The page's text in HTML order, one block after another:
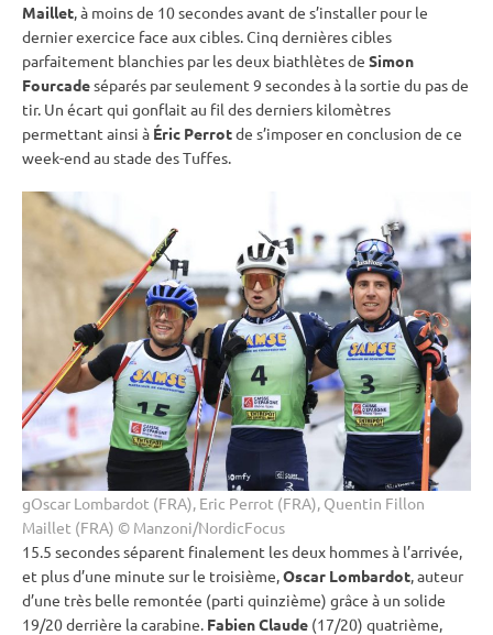
Maillet, à moins de 10 secondes avant de s’installer pour le
dernier exercice face aux cibles. Cinq dernières cibles
parfaitement blanchies par les deux biathlètes de Simon
Fourcadeséparés par seulement 9 secondes à la sortie du pas de
tir. Un écart qui gonflait au fil des derniers kilomètres
permettant ainsi à Éric Perrotde s’imposer en conclusion de ce
week-end au stade des Tuffes.
gOscar Lombardot (FRA), Eric Perrot (FRA), Quentin Fillon
Maillet (FRA) © Manzoni/NordicFocus
15.5 secondes séparent finalement les deux hommes à l’arrivée,
et plus d’une minute sur le troisième,Oscar Lombardot, auteur
d’une très belle remontée (parti quinzième) grâce à un solide
19/20 derrière lacarabine. Fabien Claude (17/20) quatrième,